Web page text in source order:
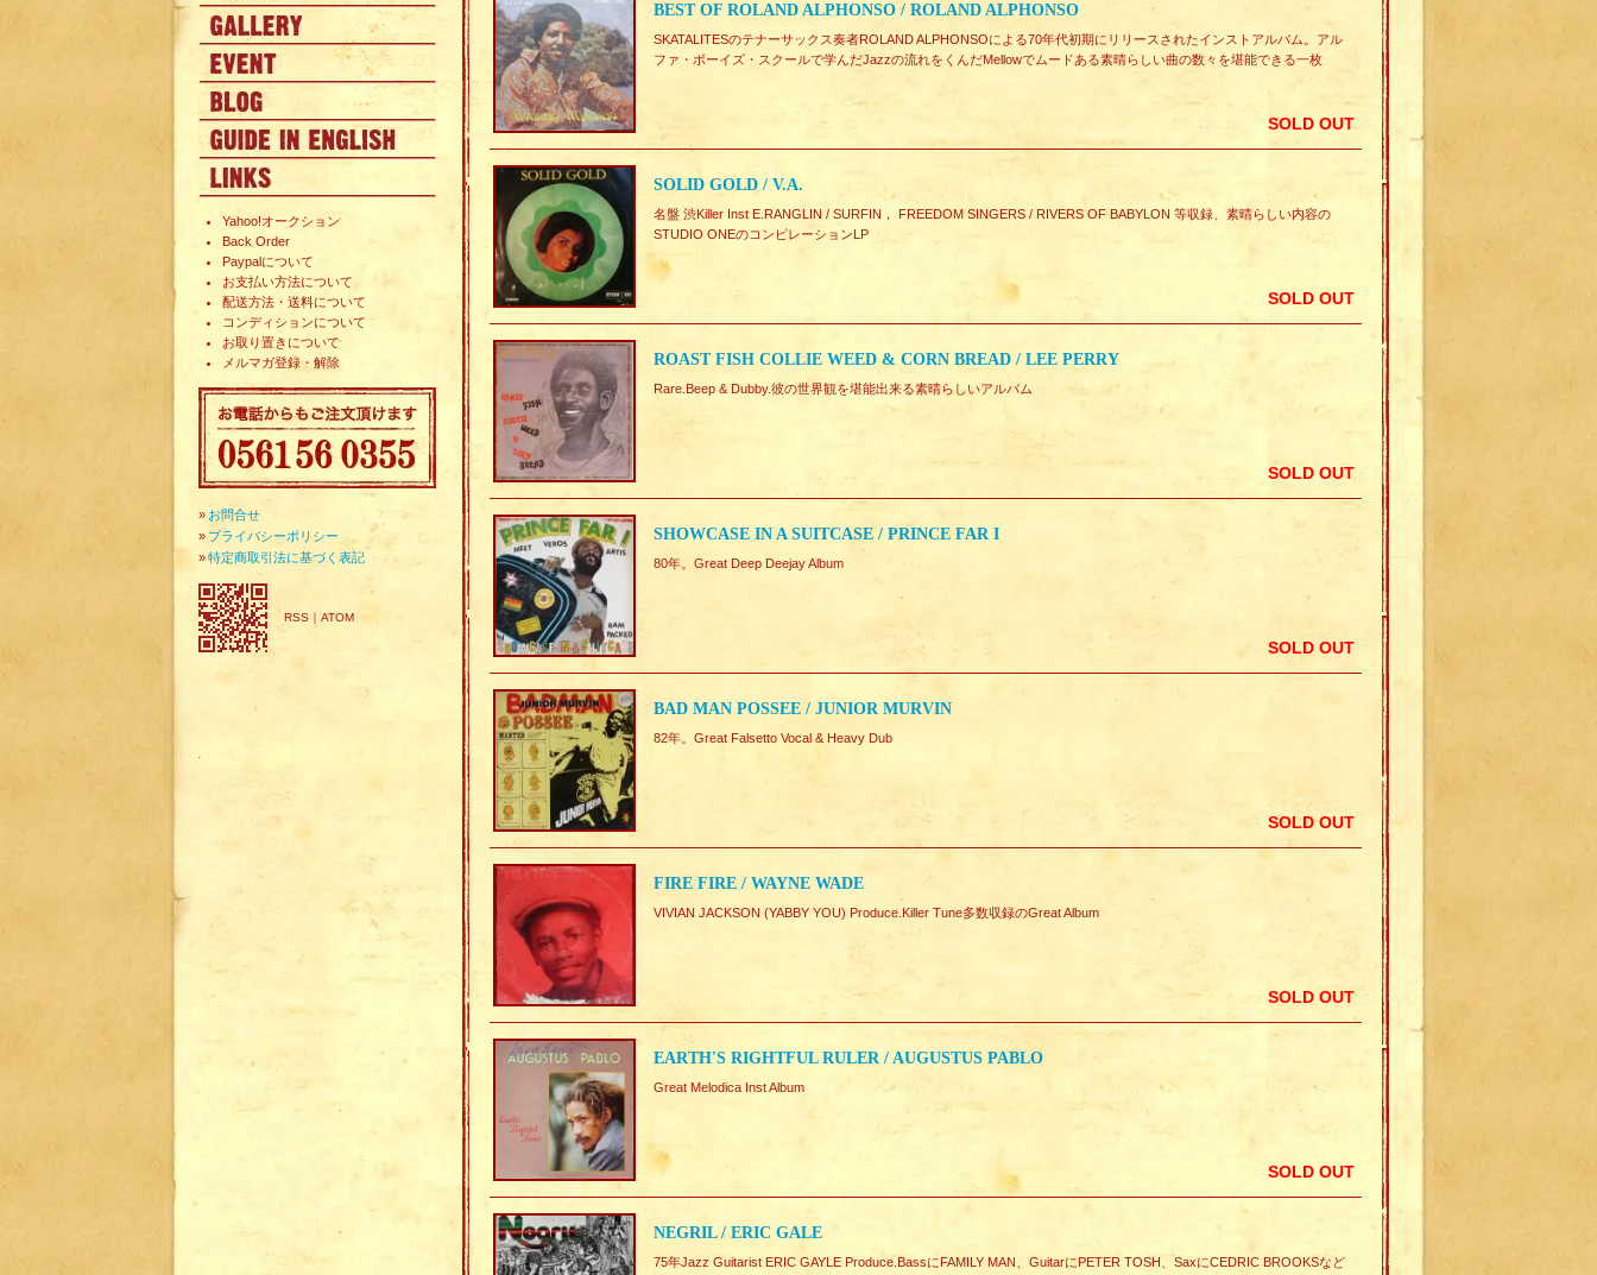
Yahoo!オークション
Back Order
Paypalについて
お支払い方法について
配送方法・送料について
コンディションについて
お取り置きについて
メルマガ登録・解除
» お問合せ
» プライバシーポリシー
»特定商取引法に基づく表記
RSS ｜ ATOM
BEST OF ROLAND ALPHONSO / ROLAND ALPHONSO
SKATALITESのテナーサックス奏者ROLAND ALPHONSOによる70年代初期にリリースされたインストアルバム。アル
ファ・ボーイズ・スクールで学んだJazzの流れをくんだMellowでムードある素晴らしい曲の数々を堪能できる一枚
SOLD OUT
SOLID GOLD / V.A.
名盤 渋Killer Inst E.RANGLIN / SURFIN， FREEDOM SINGERS / RIVERS OF BABYLON 等収録、素晴らしい内容の
STUDIO ONEのコンピレーションLP
SOLD OUT
ROAST FISH COLLIE WEED & CORN BREAD / LEE PERRY
Rare.Beep & Dubby.彼の世界観を堪能出来る素晴らしいアルバム
SOLD OUT
SHOWCASE IN A SUITCASE / PRINCE FAR I
80年。Great Deep Deejay Album
SOLD OUT
BAD MAN POSSEE / JUNIOR MURVIN
82年。Great Falsetto Vocal & Heavy Dub
SOLD OUT
FIRE FIRE / WAYNE WADE
VIVIAN JACKSON (YABBY YOU) Produce.Killer Tune多数収録のGreat Album
SOLD OUT
EARTH'S RIGHTFUL RULER / AUGUSTUS PABLO
Great Melodica Inst Album
SOLD OUT
NEGRIL / ERIC GALE
75年Jazz Guitarist ERIC GAYLE Produce.BassにFAMILY MAN、GuitarにPETER TOSH、SaxにCEDRIC BROOKSなど